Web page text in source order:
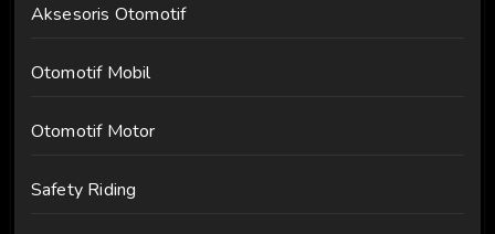
Aksesoris Otomotif
Otomotif Mobil
Otomotif Motor
Safety Riding